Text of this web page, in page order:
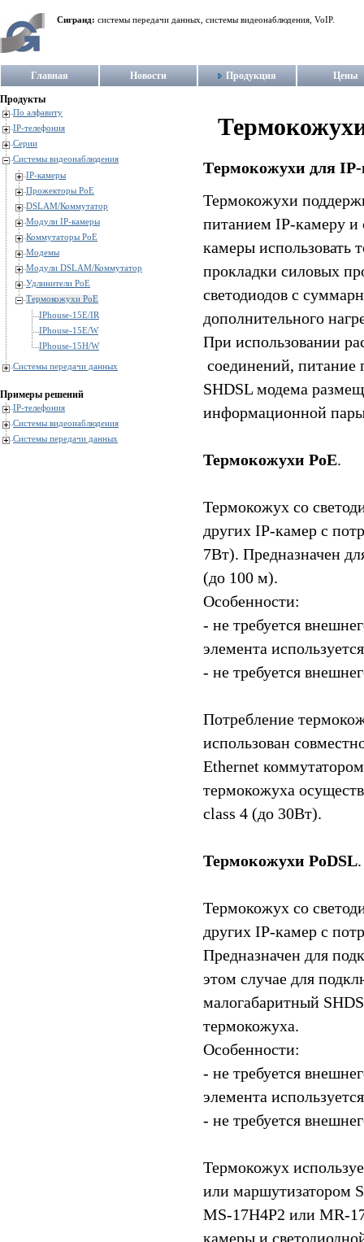
Сигранд: системы передачи данных, системы видеонаблюдения, VoIP.
Главная Новости Продукция Цены
Продукты
По алфавиту
IP-телефония
Серии
Системы видеонаблюдения
IP-камеры
Прожекторы PoE
DSLAM/Коммутатор
Модули IP-камеры
Коммутаторы PoE
Модемы
Модули DSLAM/Коммутатор
Удлинители PoE
Термокожухи PoE
IPhouse-15E/IR
IPhouse-15E/W
IPhouse-15H/W
Системы передачи данных
Примеры решений
IP-телефония
Системы видеонаблюдения
Системы передачи данных
Tермокожухи для IP-
Термокожухи
питанием IP-камеру и
камеры использовать
прокладки силовых
светодиодов с
дополнительного
При использовании
соединений, питание
SHDSL модема
информационной
Термокожухи PoE.
Термокожух со
других IP-камер с
7Вт). Предназначен
(до 100 м).
Особенности:
- не требуется
элемента
- не требуется
Потребление
использован
Ethernet
термокожуха
class 4 (до 30Вт).
Термокожухи PoDSL.
Термокожух со
других IP-камер с
Предназначен для
этом случае для
малогабаритный
термокожуха.
Особенности:
- не требуется
элемента
- не требуется
Термокожух
или маршутизатором
MS-17H4P2 или MR-
камеры и